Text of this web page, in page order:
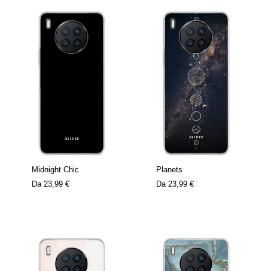
Midnight Chic
Da 23,99 €
Planets
Da 23,99 €